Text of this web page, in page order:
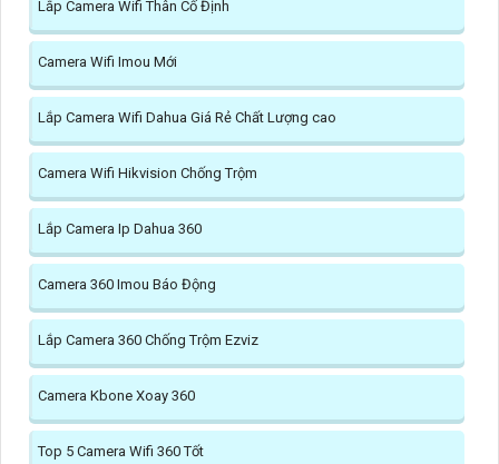
Lắp Camera Wifi Thân Cố Định
Camera Wifi Imou Mới
Lắp Camera Wifi Dahua Giá Rẻ Chất Lượng cao
Camera Wifi Hikvision Chống Trộm
Lắp Camera Ip Dahua 360
Camera 360 Imou Báo Động
Lắp Camera 360 Chống Trộm Ezviz
Camera Kbone Xoay 360
Top 5 Camera Wifi 360 Tốt